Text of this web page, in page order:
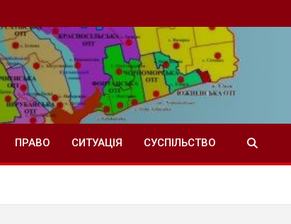
ПРАВО СИТУАЦІЯ СУСПІЛЬСТВО